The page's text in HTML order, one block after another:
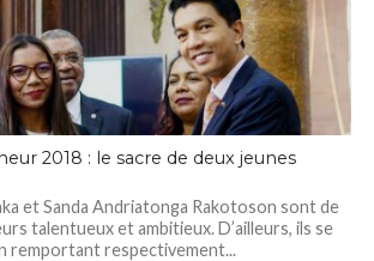
2018 : le sacre de deux jeunes
et Sanda Andriatonga Rakotoson sont de
talentueux et ambitieux. D’ailleurs, ils se
remportant respectivement...